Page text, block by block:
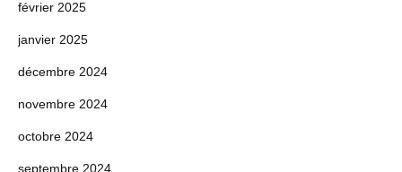
février 2025
janvier 2025
décembre 2024
novembre 2024
octobre 2024
septembre 2024